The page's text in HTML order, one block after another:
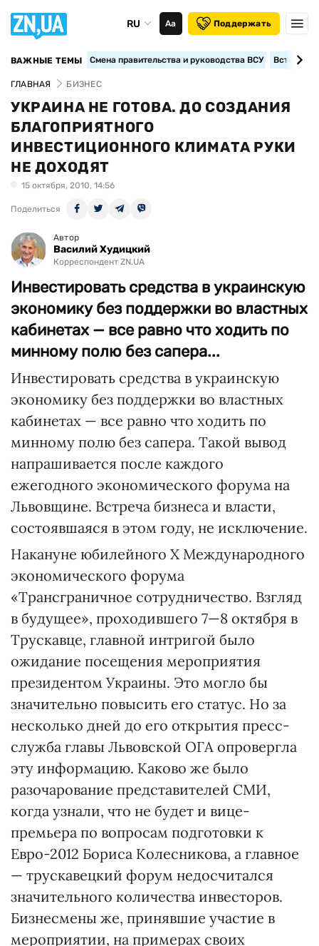
RU Аа Поддержать
ВАЖНЫЕ ТЕМЫ Смена правительства и руководства ВСУ
ГЛАВНАЯ БИЗНЕС
УКРАИНА НЕ ГОТОВА. ДО СОЗДАНИЯ
БЛАГОПРИЯТНОГО
ИНВЕСТИЦИОННОГО КЛИМАТА РУКИ
НЕ ДОХОДЯТ
15 октября, 2010, 14:56
Поделиться
Автор
Василий Худицкий
Корреспондент ZN.UA
Инвестировать средства в украинскую
экономику без поддержки во властных
кабинетах — все равно что ходить по
минному полю без сапера...
Инвестировать средства в украинскую
экономику без поддержки во властных
кабинетах — все равно что ходить по
минному полю без сапера. Такой вывод
напрашивается после каждого
ежегодного экономического форума на
Львовщине. Встреча бизнеса и власти,
состоявшаяся в этом году, не исключение.
Накануне юбилейного Х Международного
экономического форума
«Трансграничное сотрудничество. Взгляд
в будущее», проходившего 7—8 октября в
Трускавце, главной интригой было
ожидание посещения мероприятия
президентом Украины. Это могло бы
значительно повысить его статус. Но за
несколько дней до его открытия пресс-
служба главы Львовской ОГА опровергла
эту информацию. Каково же было
разочарование представителей СМИ,
когда узнали, что не будет и вице-
премьера по вопросам подготовки к
Евро-2012 Бориса Колесникова, а главное
— трускавецкий форум недосчитался
значительного количества инвесторов.
Бизнесмены же, принявшие участие в
мероприятии, на примерах своих